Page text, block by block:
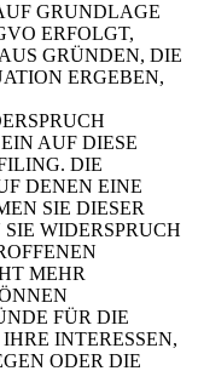
GRUNDLAGE
ERFOLGT,
GRÜNDEN, DIE
ERGEBEN,
AUF DIESE
DIE
DENEN EINE
SIE DIESER
WIDERSPRUCH
MEHR
FÜR DIE
INTERESSEN,
ODER DIE